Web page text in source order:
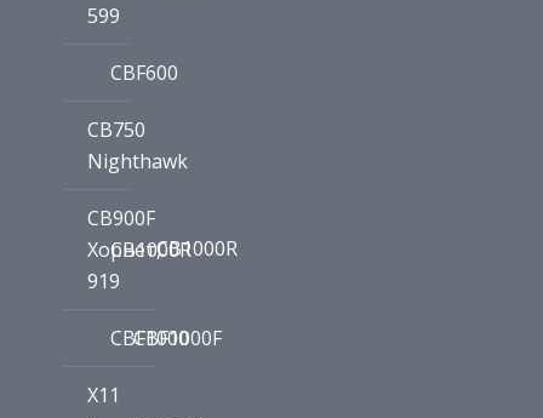
599
CBF600
CB750
Nighthawk
CB900F
Хорнет,
919
CB1000RCB1000R
CBF1000
CBF1000F
X11